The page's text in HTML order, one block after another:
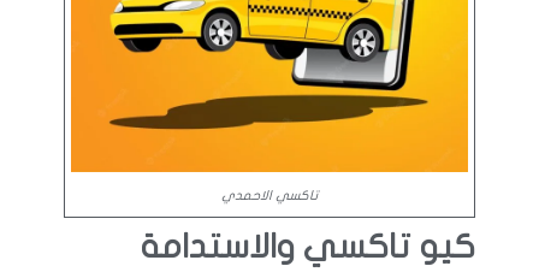
تاكسي الاحمدي
كيو تاكسي والاستدامة